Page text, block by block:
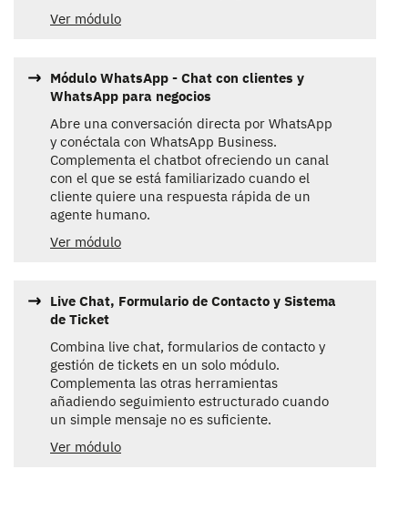
Ver módulo
Módulo WhatsApp - Chat con clientes y
WhatsApp para negocios
Abre una conversación directa por WhatsApp
y conéctala con WhatsApp Business.
Complementa el chatbot ofreciendo un canal
con el que se está familiarizado cuando el
cliente quiere una respuesta rápida de un
agente humano.
Ver módulo
Live Chat, Formulario de Contacto y Sistema
de Ticket
Combina live chat, formularios de contacto y
gestión de tickets en un solo módulo.
Complementa las otras herramientas
añadiendo seguimiento estructurado cuando
un simple mensaje no es suficiente.
Ver módulo